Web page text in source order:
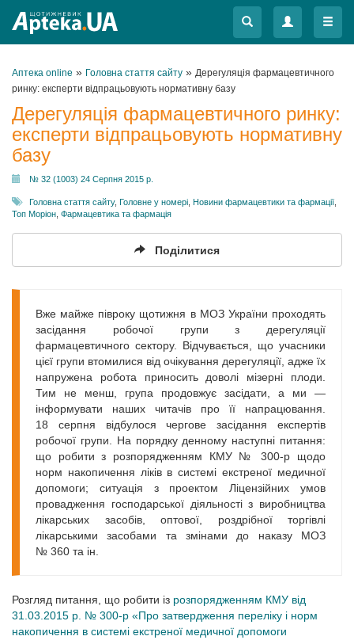
Меню
Меню
Аптека online » Головна стаття сайту » Дерегуляція фармацевтичного
ринку: експерти відпрацьовують нормативну базу
Дерегуляція фармацевтичного ринку:
експерти відпрацьовують нормативну
базу
№ 32 (1003) 24 Серпня 2015 р.
Головна стаття сайту, Головне у номері Новини фармацевтики та фармації
Топ Моріон Фармацевтика та фармація
Поділитися
Вже майже півроку щотижня в МОЗ України проходять
засідання робочої групи з дерегуляції
фармацевтичного сектору. Відчувається, що учасники
цієї групи втомилися від очікування дерегуляції, адже їх
напружена робота приносить доволі мізерні плоди.
Тим не менш, група продовжує засідати, а ми —
інформувати наших читачів про її напрацювання.
18 серпня відбулося чергове засідання експертів
робочої групи. На порядку денному наступні питання:
що робити з розпорядженням КМУ № 300-р щодо
норм накопичення ліків в системі екстреної медичної
допомоги; ситуація з проектом Ліцензійних умов
провадження господарської діяльності з виробництва
лікарських засобів, оптової, роздрібної торгівлі
лікарськими засобами та змінами до наказу МОЗ
№ 360 та ін.
Розгляд питання, що робити із розпорядженням КМУ від
31.03.2015 р. № 300-р «Про затвердження переліку і норм
накопичення в системі екстреної медичної допомоги